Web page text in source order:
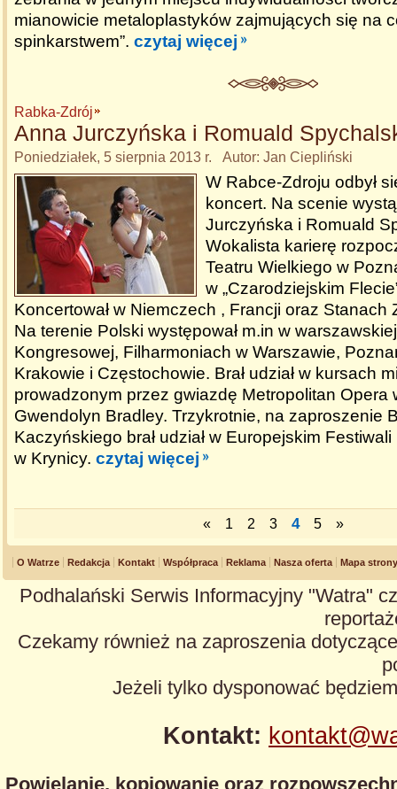
mianowicie metaloplastyków zajmujących się na
spinkarstwem”. czytaj więcej
Rabka-Zdrój
Anna Jurczyńska i Romuald
Poniedziałek, 5 sierpnia 2013 r. Autor: Jan Ciepliński
W Rabce-Zdroju odbył
koncert. Na scenie
Jurczyńska i Romuald
Wokalista karierę
Teatru Wielkiego w
w „Czarodziejskim
Koncertował w Niemczech , Francji oraz Stanach
Na terenie Polski występował m.in w
Kongresowej, Filharmoniach w Warszawie,
Krakowie i Częstochowie. Brał udział w kursach
prowadzonym przez gwiazdę Metropolitan Opera
Gwendolyn Bradley. Trzykrotnie, na zaproszenie
Kaczyńskiego brał udział w Europejskim
w Krynicy. czytaj więcej
« 1 2 3 4 5 »
O Watrze Redakcja Kontakt Współpraca Reklama Nasza oferta Mapa strony
Podhalański Serwis Informacyjny "Watra"
Czekamy również na zaproszenia
Jeżeli tylko dysponować
Kontakt:
Powielanie, kopiowanie oraz